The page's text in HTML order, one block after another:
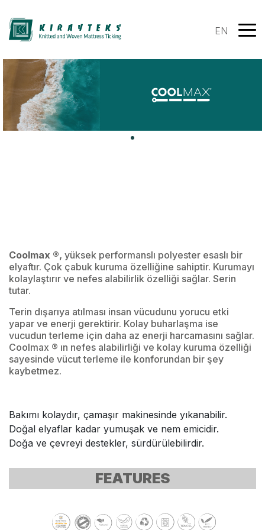
EN
Coolmax ®, yüksek performanslı polyester esaslı bir
elyaftır. Çok çabuk kuruma özelliğine sahiptir. Kurumayı
kolaylaştırır ve nefes alabilirlik özelliği sağlar. Serin
tutar.
Terin dışarıya atılması insan vücudunu yorucu etki
yapar ve enerji gerektirir. Kolay buharlaşma ise
vucudun terleme için daha az enerji harcamasını sağlar.
Coolmax ® ın nefes alabilirliği ve kolay kuruma özelliği
sayesinde vücut terleme ile konforundan bir şey
kaybetmez.
Bakımı kolaydır, çamaşır makinesinde yıkanabilir.
Doğal elyaflar kadar yumuşak ve nem emicidir.
Doğa ve çevreyi destekler, sürdürülebilirdir.
FEATURES